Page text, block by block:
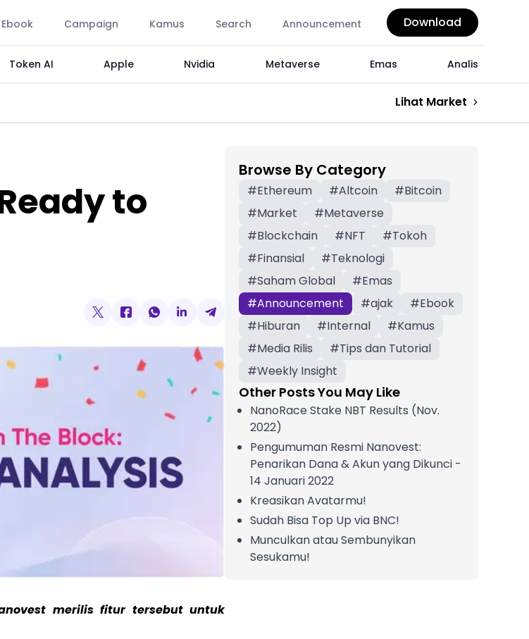
Ebook Campaign Kamus Search Announcement Download
Token AI Apple Nvidia Metaverse Emas Analis
Lihat Market
to
merilis fitur tersebut untuk
Browse By Category
#Ethereum #Altcoin #Bitcoin
#Market #Metaverse
#Blockchain #NFT #Tokoh
#Finansial #Teknologi
#Saham Global #Emas
#Announcement #ajak #Ebook
#Hiburan #Internal #Kamus
#Media Rilis #Tips dan Tutorial
#Weekly Insight
Other Posts You May Like
NanoRace Stake NBT Results (Nov.
2022)
Pengumuman Resmi Nanovest:
Penarikan Dana & Akun yang Dikunci -
14 Januari 2022
Kreasikan Avatarmu!
Sudah Bisa Top Up via BNC!
Munculkan atau Sembunyikan
Sesukamu!